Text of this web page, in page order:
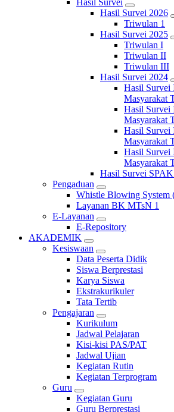
Hasil Survei
Hasil Survei 2026
Triwulan 1
Hasil Survei 2025
Triwulan I
Triwulan II
Triwulan III
Hasil Survei 2024
Hasil Survei
Masyarakat
Hasil Survei
Masyarakat
Hasil Survei
Masyarakat
Hasil Survei
Masyarakat
Hasil Survei
Pengaduan
Whistle Blowing System
Layanan BK MTsN 1
E-Layanan
E-Repository
AKADEMIK
Kesiswaan
Data Peserta Didik
Siswa Berprestasi
Karya Siswa
Ekstrakurikuler
Tata Tertib
Pengajaran
Kurikulum
Jadwal Pelajaran
Kisi-kisi PAS/PAT
Jadwal Ujian
Kegiatan Rutin
Kegiatan Terprogram
Guru
Kegiatan Guru
Guru Berprestasi